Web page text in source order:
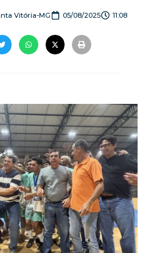
Vitória-MG 05/08/2025 11:08